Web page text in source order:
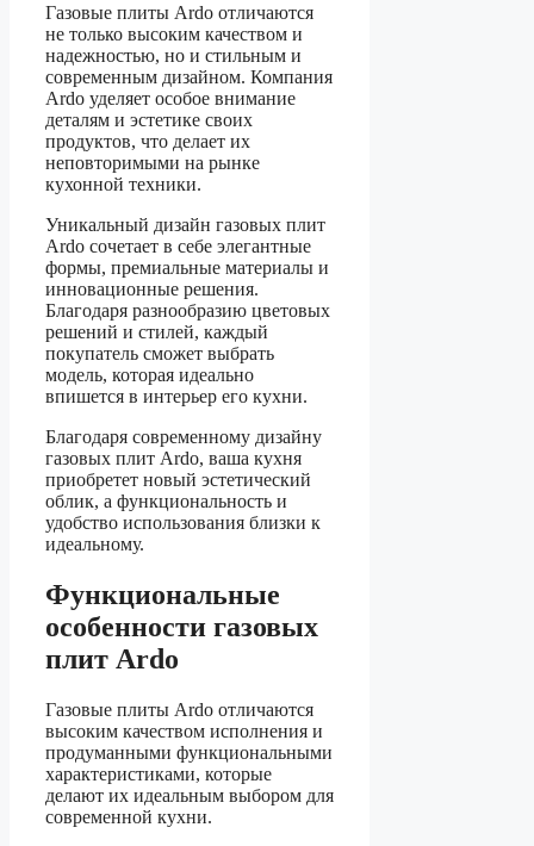
Газовые плиты Ardo отличаются
не только высоким качеством и
надежностью, но и стильным и
современным дизайном. Компания
Ardo уделяет особое внимание
деталям и эстетике своих
продуктов, что делает их
неповторимыми на рынке
кухонной техники.
Уникальный дизайн газовых плит
Ardo сочетает в себе элегантные
формы, премиальные материалы и
инновационные решения.
Благодаря разнообразию цветовых
решений и стилей, каждый
покупатель сможет выбрать
модель, которая идеально
впишется в интерьер его кухни.
Благодаря современному дизайну
газовых плит Ardo, ваша кухня
приобретет новый эстетический
облик, а функциональность и
удобство использования близки к
идеальному.
Функциональные
особенности газовых
плит Ardo
Газовые плиты Ardo отличаются
высоким качеством исполнения и
продуманными функциональными
характеристиками, которые
делают их идеальным выбором для
современной кухни.